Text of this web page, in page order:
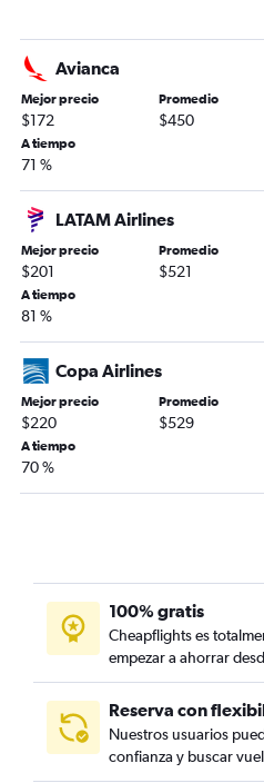
Avianca
Mejor precio
$172
Promedio
$450
A tiempo
71 %
LATAM Airlines
Mejor precio
$201
Promedio
$521
A tiempo
81 %
Copa Airlines
Mejor precio
$220
Promedio
$529
A tiempo
70 %
100% gratis
Cheapflights es
empezar a ahorrar
Reserva con
Nuestros usuarios
confianza y buscar